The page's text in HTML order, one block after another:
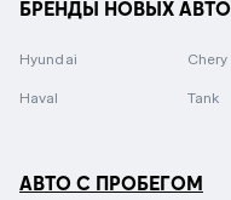
БРЕНДЫ НОВЫХ АВТО
Hyundai Chery
Haval Tank
АВТО С ПРОБЕГОМ